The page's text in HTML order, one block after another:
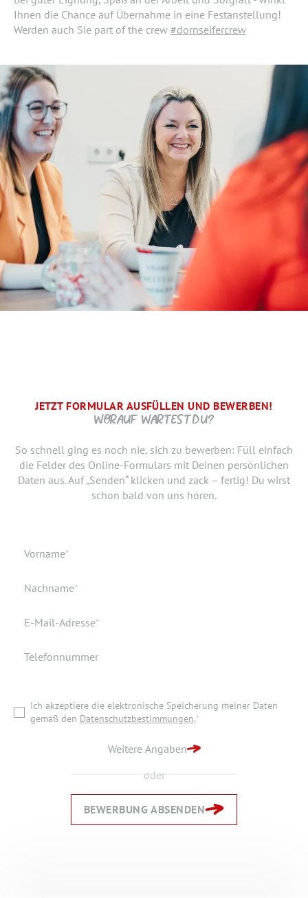
Ihnen die Chance auf Übernahme in eine Festanstellung!
Werden auch Sie part of the crew #dornseifercrew
JETZT FORMULAR AUSFÜLLEN UND BEWERBEN!
WORAUF WARTEST DU?
So schnell ging es noch nie, sich zu bewerben: Füll einfach
die Felder des Online-Formulars mit Deinen persönlichen
Daten aus. Auf „Senden“ klicken und zack – fertig! Du wirst
schon bald von uns hören.
Pflichtfeld
Vorname*
Pflichtfeld
Nachname*
Pflichtfeld
E-Mail-Adresse*
Telefonnummer
Ich akzeptiere die elektronische Speicherung meiner Daten
gemäß den Datenschutzbestimmungen.*
Weitere Angaben
oder
BEWERBUNG ABSENDEN
BRAUCHEN WIR NOCH ...
SCHRITT.
bist, den neuen Job anzutreten. Du möchtest Deiner
Bewerbung doch noch einen Lebenslauf oder ein anderes
Dokument hinzufügen? Hier kannst Du es hochladen.
Verfügbar ab
Dokumente
Ich akzeptiere die elektronische Speicherung meiner Daten
DANKE, WIR FREUEN UNS AUF DICH UND MELDEN UNS
ZURÜCK ZUR STARTSEITE